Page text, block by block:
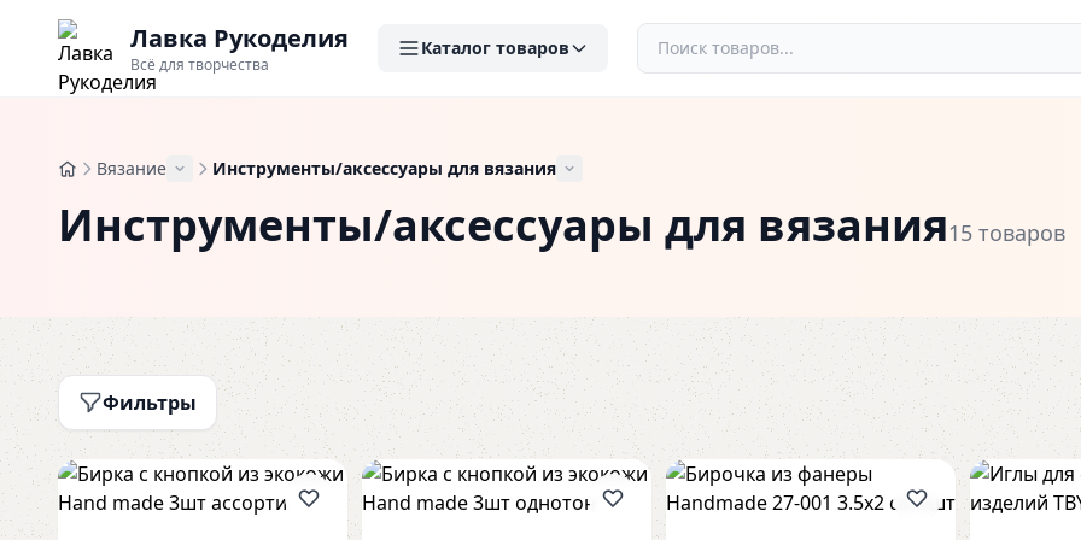
Лавка Рукоделия
Всё для творчества
Каталог товаров
Вязание Инструменты/аксессуары для вязания
Инструменты/аксессуары для вязания15 товаров
Фильтры